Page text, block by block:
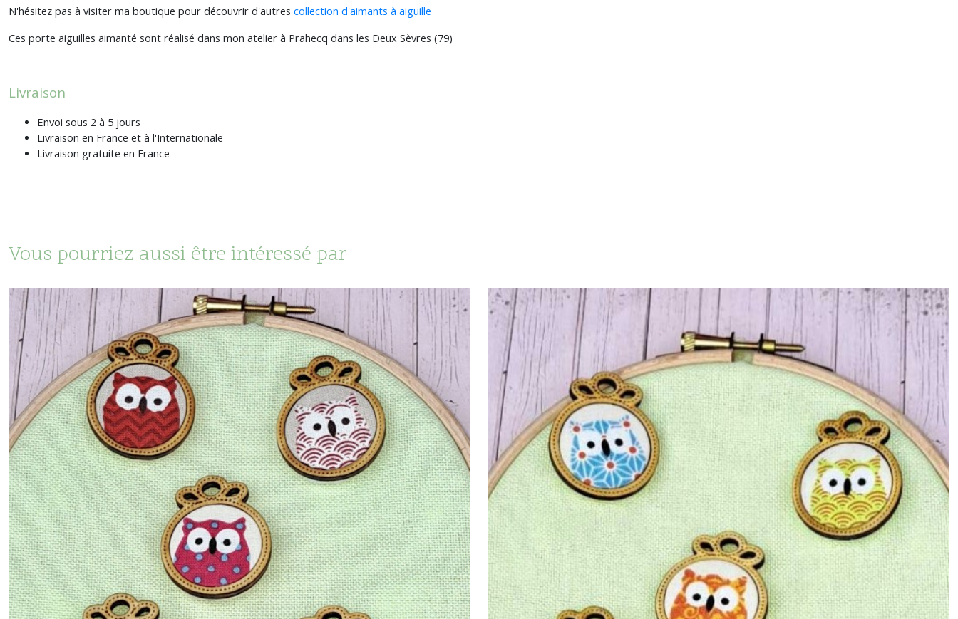
N'hésitez pas à visiter ma boutique pour découvrir d'autres collection d'aimants à aiguille
Ces porte aiguilles aimanté sont réalisé dans mon atelier à Prahecq dans les Deux Sèvres (79)
Livraison
Envoi sous 2 à 5 jours
Livraison en France et à l'Internationale
Livraison gratuite en France
Vous pourriez aussi être intéressé par